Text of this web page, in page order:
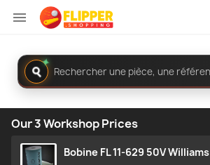

✦
Rechercher
dans
le
Our 3 Workshop Prices
Bobine FL 11-629 50V Williams